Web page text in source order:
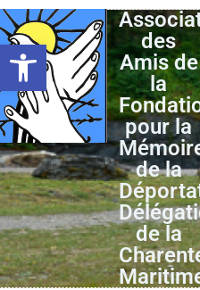
Ouvrir la barre d’outils
des
Amis de
la
pour la
de la
de la